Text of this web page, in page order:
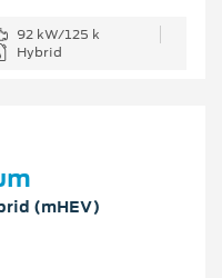
92 kW/125 k
Hybrid
(mHEV)